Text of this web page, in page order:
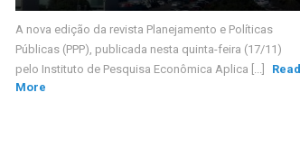
A nova edição da revista Planejamento e Políticas
Públicas (PPP), publicada nesta quinta-feira (17/11)
pelo Instituto de Pesquisa Econômica Aplica [...]
Read
More